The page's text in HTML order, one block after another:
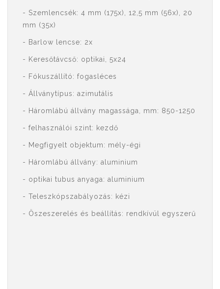
- Szemlencsék: 4 mm (175x), 12,5 mm (56x), 20
mm (35x)
- Barlow lencse: 2x
- Keresőtávcső: optikai, 5x24
- Fókuszállító: fogasléces
- Állványtípus: azimutális
- Háromlábú állvány magassága, mm: 850-1250
- felhasználói szint: kezdő
- Megfigyelt objektum: mély-égi
- Háromlábú állvány: aluminium
- optikai tubus anyaga: aluminium
- Teleszkópszabályozás: kézi
- Öszeszerelés és beállítás: rendkívül egyszerű